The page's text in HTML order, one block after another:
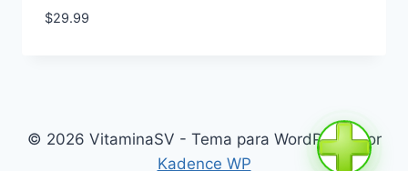
$29.99
© 2026 VitaminaSV - Tema para WordPress por
Kadence WP